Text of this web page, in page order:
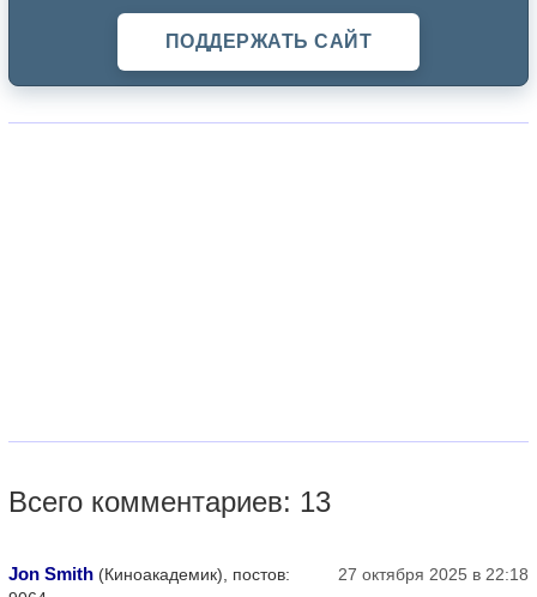
ПОДДЕРЖАТЬ САЙТ
Всего комментариев: 13
Jon Smith (Киноакадемик), постов:
27 октября 2025 в 22:18